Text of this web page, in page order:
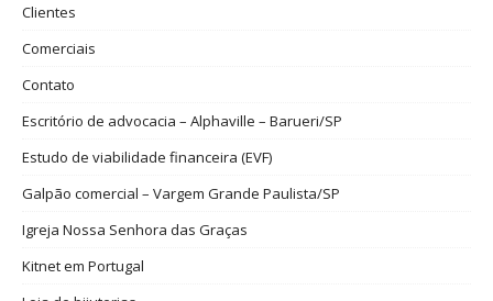
Clientes
Comerciais
Contato
Escritório de advocacia – Alphaville – Barueri/SP
Estudo de viabilidade financeira (EVF)
Galpão comercial – Vargem Grande Paulista/SP
Igreja Nossa Senhora das Graças
Kitnet em Portugal